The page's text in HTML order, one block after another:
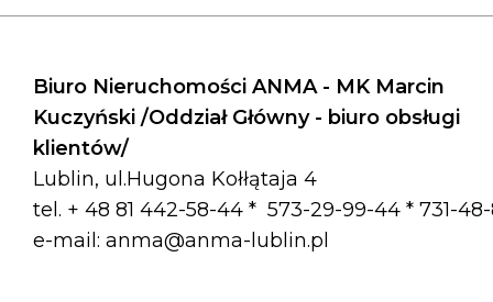
Biuro Nieruchomości ANMA - MK Marcin
Kuczyński /Oddział Główny - biuro obsługi
klientów/
Lublin, ul.Hugona Kołłątaja 4
tel. + 48 81 442-58-44 * 573-29-99-44 * 731-
e-mail: anma@anma-lublin.pl